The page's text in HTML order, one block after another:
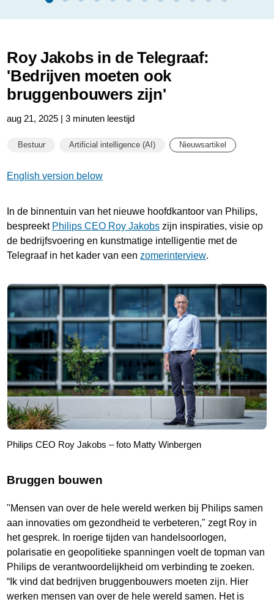
Roy Jakobs in de Telegraaf:
'Bedrijven moeten ook
bruggenbouwers zijn'
aug 21, 2025 | 3 minuten leestijd
Bestuur Artificial intelligence (AI) Nieuwsartikel
English version below
In de binnentuin van het nieuwe hoofdkantoor van Philips,
bespreekt Philips CEO Roy Jakobs zijn inspiraties, visie op
de bedrijfsvoering en kunstmatige intelligentie met de
Telegraaf in het kader van eenzomerinterview.
Philips CEO Roy Jakobs – foto Matty Winbergen
Bruggen bouwen
"Mensen van over de hele wereld werken bij Philips samen
aan innovaties om gezondheid te verbeteren," zegt Roy in
het gesprek. In roerige tijden van handelsoorlogen,
polarisatie en geopolitieke spanningen voelt de topman van
Philips de verantwoordelijkheid om verbinding te zoeken.
“Ik vind dat bedrijven bruggenbouwers moeten zijn. Hier
werken mensen van over de hele wereld samen. Het is